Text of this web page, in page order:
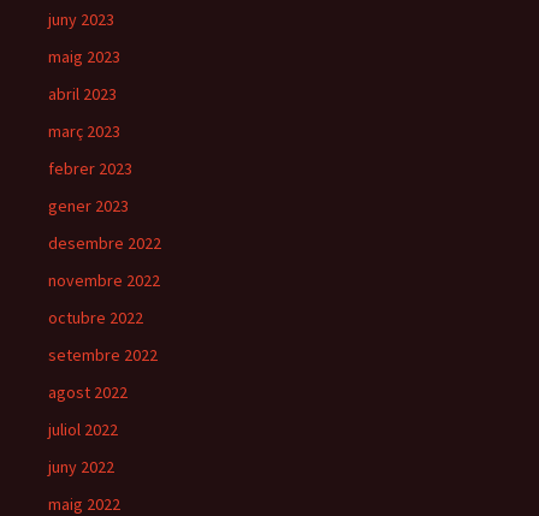
juny 2023
maig 2023
abril 2023
març 2023
febrer 2023
gener 2023
desembre 2022
novembre 2022
octubre 2022
setembre 2022
agost 2022
juliol 2022
juny 2022
maig 2022